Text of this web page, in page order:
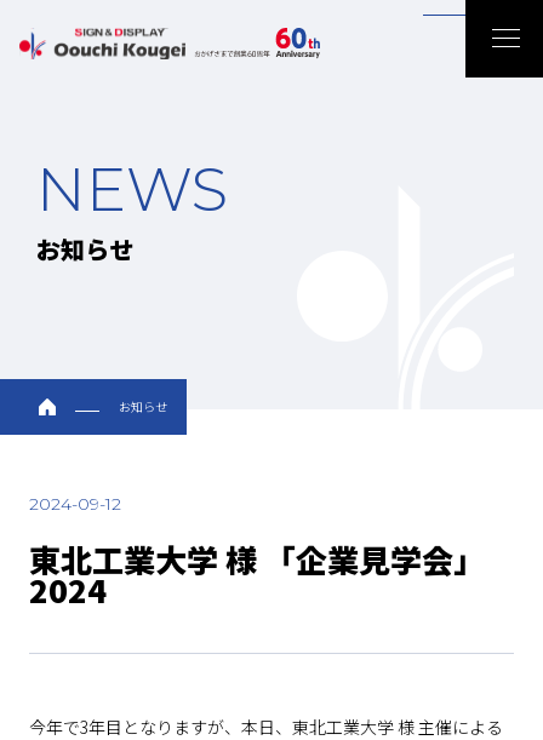
NEWS
お知らせ
お知らせ
2024-09-12
東北工業大学 様 「企業見学会」
2024
今年で3年目となりますが、本日、東北工業大学 様 主催による